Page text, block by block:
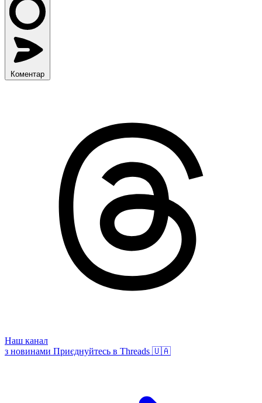
Коментар
Наш канал
з новинами Приєднуйтесь в Threads 🇺🇦